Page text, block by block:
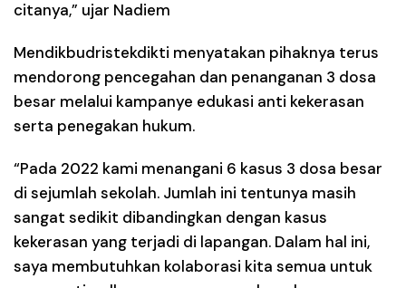
citanya,” ujar Nadiem
Mendikbudristekdikti menyatakan pihaknya terus
mendorong pencegahan dan penanganan 3 dosa
besar melalui kampanye edukasi anti kekerasan
serta penegakan hukum.
“Pada 2022 kami menangani 6 kasus 3 dosa besar
di sejumlah sekolah. Jumlah ini tentunya masih
sangat sedikit dibandingkan dengan kasus
kekerasan yang terjadi di lapangan. Dalam hal ini,
saya membutuhkan kolaborasi kita semua untuk